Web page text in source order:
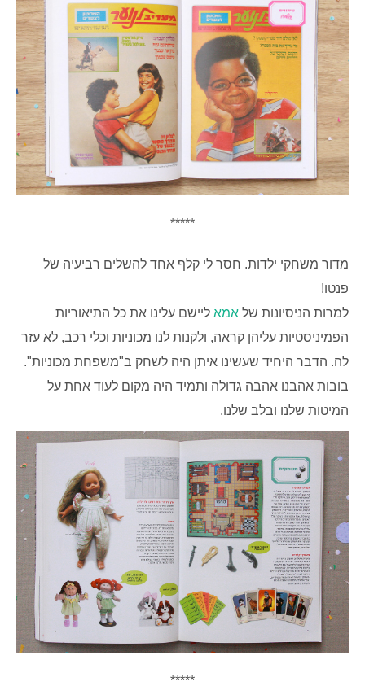
*****
מדור משחקי ילדות. חסר לי קלף אחד להשלים רביעיה של
פנטו!
למרות הניסיונות של אמא ליישם עלינו את כל התיאוריות
הפמיניסטיות עליהן קראה, ולקנות לנו מכוניות וכלי רכב, לא עזר
לה. הדבר היחיד שעשינו איתן היה לשחק ב"משפחת מכוניות".
בובות אהבנו אהבה גדולה ותמיד היה מקום לעוד אחת על
המיטות שלנו ובלב שלנו.
*****